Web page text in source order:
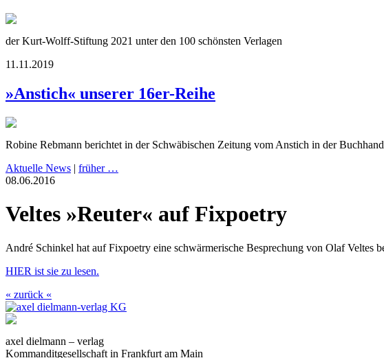
der Kurt-Wolff-Stiftung 2021 unter den 100 schönsten Verlagen
11.11.2019
»Anstich« unserer 16er-Reihe
Robine Rebmann berichtet in der Schwäbischen Zeitung vom Anstich in der
Aktuelle News | früher …
08.06.2016
Veltes »Reuter« auf Fixpoetry
André Schinkel hat auf Fixpoetry eine schwärmerische Besprechung von Olaf Veltes
HIER ist sie zu lesen.
« zurück «
axel dielmann – verlag
Kommanditgesellschaft in Frankfurt am Main